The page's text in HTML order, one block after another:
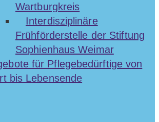
Wartburgkreis
Interdisziplinäre
Frühförderstelle der Stiftung
Sophienhaus Weimar
für Pflegebedürftige von
bis Lebensende